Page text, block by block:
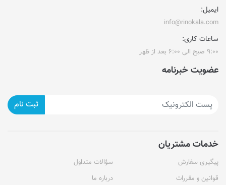
ایمیل:
info@rinokala.com
ساعات کاری:
۹:۰۰ صبح الی ۶:۰۰ بعد از ظهر
عضویت خبرنامه
ثبت نام
خدمات مشتریان
پیگیری سفارش
سؤالات متداول
قوانین و مقررات
درباره ما